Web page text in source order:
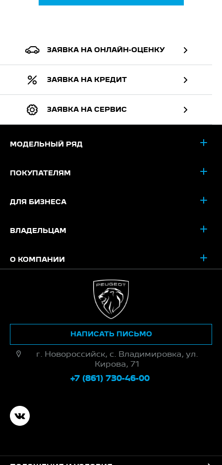
ЗАЯВКА НА ОНЛАЙН-ОЦЕНКУ
ЗАЯВКА НА КРЕДИТ
ЗАЯВКА НА СЕРВИС
МОДЕЛЬНЫЙ РЯД
ПОКУПАТЕЛЯМ
ДЛЯ БИЗНЕСА
ВЛАДЕЛЬЦАМ
О КОМПАНИИ
г. Новороссийск, с. Владимировка, ул.
Кирова, 71
+7 (861) 730-46-00
НАПИСАТЬ ПИСЬМО